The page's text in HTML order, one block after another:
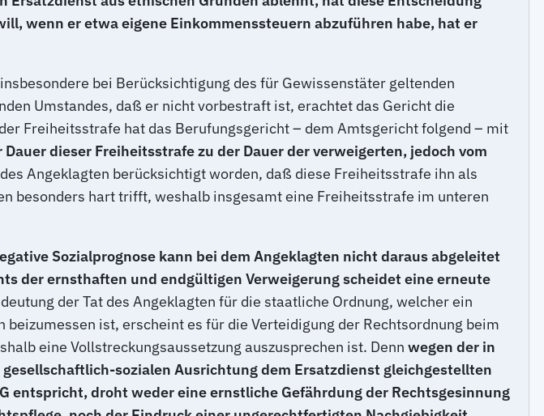
wenn er etwa eigene Einkommenssteuern abzuführen habe, hat er
bei Berücksichtigung des für Gewissenstäter geltenden
Umstandes, daß er nicht vorbestraft ist, erachtet das Gericht die
Freiheitsstrafe hat das Berufungsgericht – dem Amtsgericht folgend – mit
dieser Freiheitsstrafe zu der Dauer der verweigerten, jedoch vom
Angeklagten berücksichtigt worden, daß diese Freiheitsstrafe ihn als
besonders hart trifft, weshalb insgesamt eine Freiheitsstrafe im unteren
Sozialprognose kann bei dem Angeklagten nicht daraus abgeleitet
der ernsthaften und endgültigen Verweigerung scheidet eine erneute
der Tat des Angeklagten für die staatliche Ordnung, welcher ein
ist, erscheint es für die Verteidigung der Rechtsordnung beim
eine Vollstreckungsaussetzung auszusprechen ist. Denn wegen der in
sozialen Ausrichtung dem Ersatzdienst gleichgestellten
entspricht, droht weder eine ernstliche Gefährdung der Rechtsgesinnung